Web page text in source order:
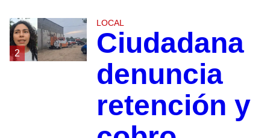
2
LOCAL
Ciudadana
denuncia
retención y